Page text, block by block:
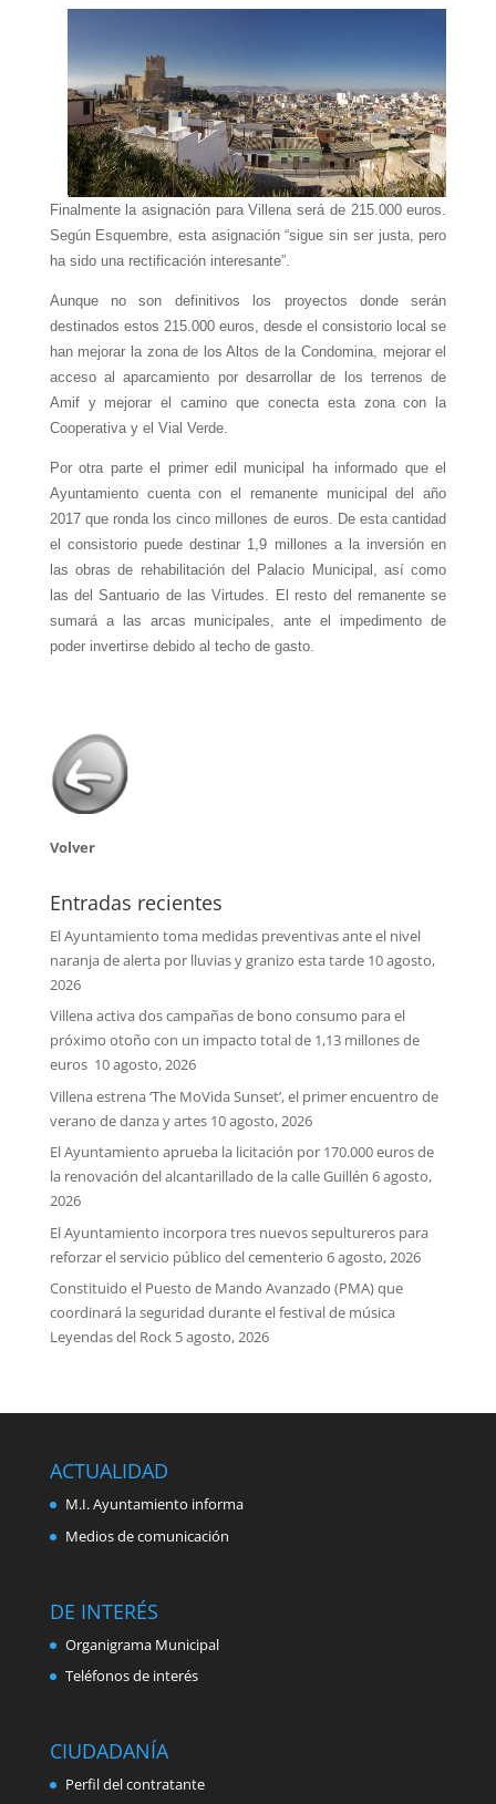
Finalmente la asignación para Villena será de 215.000 euros.
Según Esquembre, esta asignación “sigue sin ser justa, pero
ha sido una rectificación interesante”.
Aunque no son definitivos los proyectos donde serán
destinados estos 215.000 euros, desde el consistorio local se
han mejorar la zona de los Altos de la Condomina, mejorar el
acceso al aparcamiento por desarrollar de los terrenos de
Amif y mejorar el camino que conecta esta zona con la
Cooperativa y el Vial Verde.
Por otra parte el primer edil municipal ha informado que el
Ayuntamiento cuenta con el remanente municipal del año
2017 que ronda los cinco millones de euros. De esta cantidad
el consistorio puede destinar 1,9 millones a la inversión en
las obras de rehabilitación del Palacio Municipal, así como
las del Santuario de las Virtudes. El resto del remanente se
sumará a las arcas municipales, ante el impedimento de
poder invertirse debido al techo de gasto.
Volver
Entradas recientes
El Ayuntamiento toma medidas preventivas ante el nivel
naranja de alerta por lluvias y granizo esta tarde 10 agosto,
2026
Villena activa dos campañas de bono consumo para el
próximo otoño con un impacto total de 1,13 millones de
euros 10 agosto, 2026
Villena estrena ‘The MoVida Sunset’, el primer encuentro de
verano de danza y artes 10 agosto, 2026
El Ayuntamiento aprueba la licitación por 170.000 euros de
la renovación del alcantarillado de la calle Guillén 6 agosto,
2026
El Ayuntamiento incorpora tres nuevos sepultureros para
reforzar el servicio público del cementerio 6 agosto, 2026
Constituido el Puesto de Mando Avanzado (PMA) que
coordinará la seguridad durante el festival de música
Leyendas del Rock 5 agosto, 2026
ACTUALIDAD
M.I. Ayuntamiento informa
Medios de comunicación
DE INTERÉS
Organigrama Municipal
Teléfonos de interés
CIUDADANÍA
Perfil del contratante